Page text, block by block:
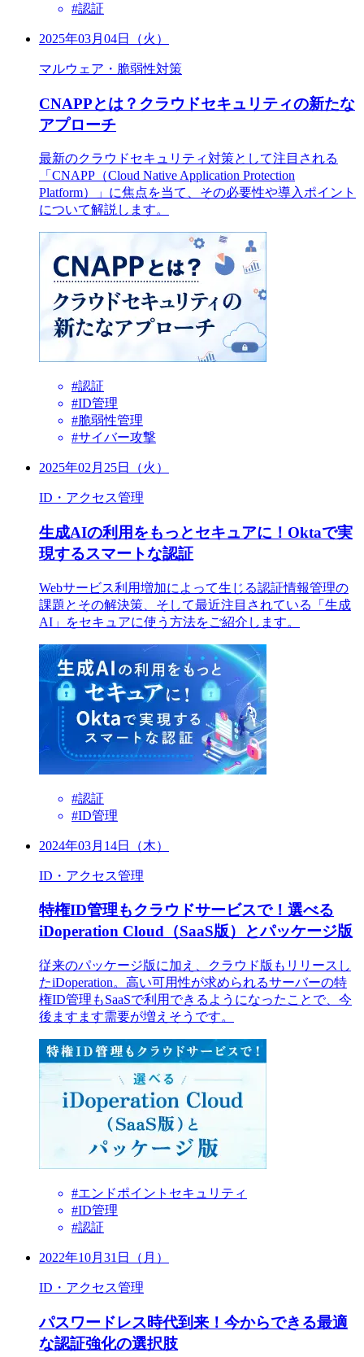
#認証
2025年03月04日（火）
マルウェア・脆弱性対策
CNAPPとは？クラウドセキュリティの新たな
アプローチ
最新のクラウドセキュリティ対策として注目される
「CNAPP（Cloud Native Application Protection
Platform）」に焦点を当て、その必要性や導入ポイント
について解説します。
#認証
#ID管理
#脆弱性管理
#サイバー攻撃
2025年02月25日（火）
ID・アクセス管理
生成AIの利用をもっとセキュアに！Oktaで実
現するスマートな認証
Webサービス利用増加によって生じる認証情報管理の
課題とその解決策、そして最近注目されている「生成
AI」をセキュアに使う方法をご紹介します。
#認証
#ID管理
2024年03月14日（木）
ID・アクセス管理
特権ID管理もクラウドサービスで！選べる
iDoperation Cloud（SaaS版）とパッケージ版
従来のパッケージ版に加え、クラウド版もリリースし
たiDoperation。高い可用性が求められるサーバーの特
権ID管理もSaaSで利用できるようになったことで、今
後ますます需要が増えそうです。
#エンドポイントセキュリティ
#ID管理
#認証
2022年10月31日（月）
ID・アクセス管理
パスワードレス時代到来！今からできる最適
な認証強化の選択肢